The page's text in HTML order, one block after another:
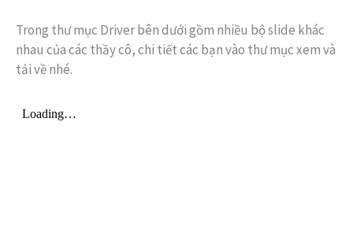
Trong thư mục Driver bên dưới gồm nhiều bộ slide khác
nhau của các thầy cô, chi tiết các bạn vào thư mục xem và
tải về nhé.